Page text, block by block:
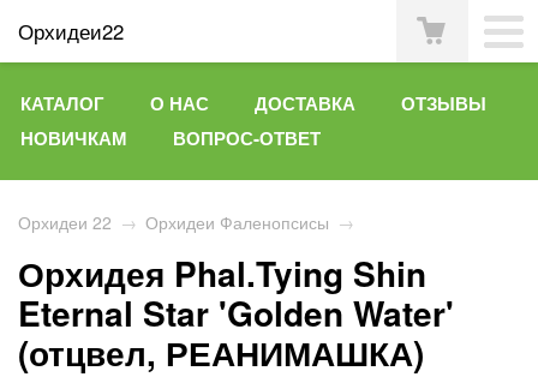
Орхидеи22
КАТАЛОГ О НАС ДОСТАВКА
ОТЗЫВЫ
НОВИЧКАМ
ВОПРОС-ОТВЕТ
Орхидеи 22 → Орхидеи Фаленопсисы →
Орхидея Phal.Tying Shin
Eternal Star 'Golden Water'
(отцвел, РЕАНИМАШКА)